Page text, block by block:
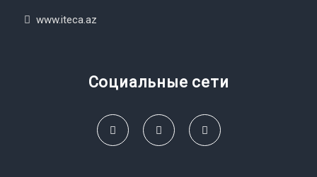
www.iteca.az
Социальные сети